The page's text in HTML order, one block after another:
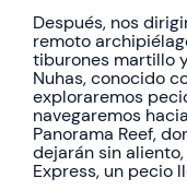
Después, nos
remoto
tiburones martillo
Nuhas, conocido
exploraremos
navegaremos
Panorama Reef,
dejarán sin
Express, un pecio